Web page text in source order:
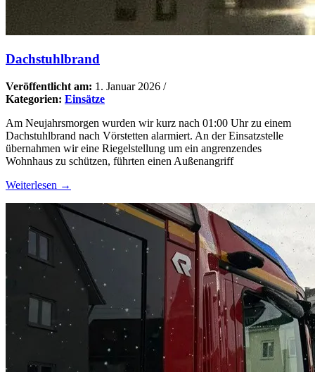
Dachstuhlbrand
Veröffentlicht am: 1. Januar 2026 /
Kategorien: Einsätze
Am Neujahrsmorgen wurden wir kurz nach 01:00 Uhr zu einem
Dachstuhlbrand nach Vörstetten alarmiert. An der Einsatzstelle
übernahmen wir eine Riegelstellung um ein angrenzendes
Wohnhaus zu schützen, führten einen Außenangriff
Weiterlesen →